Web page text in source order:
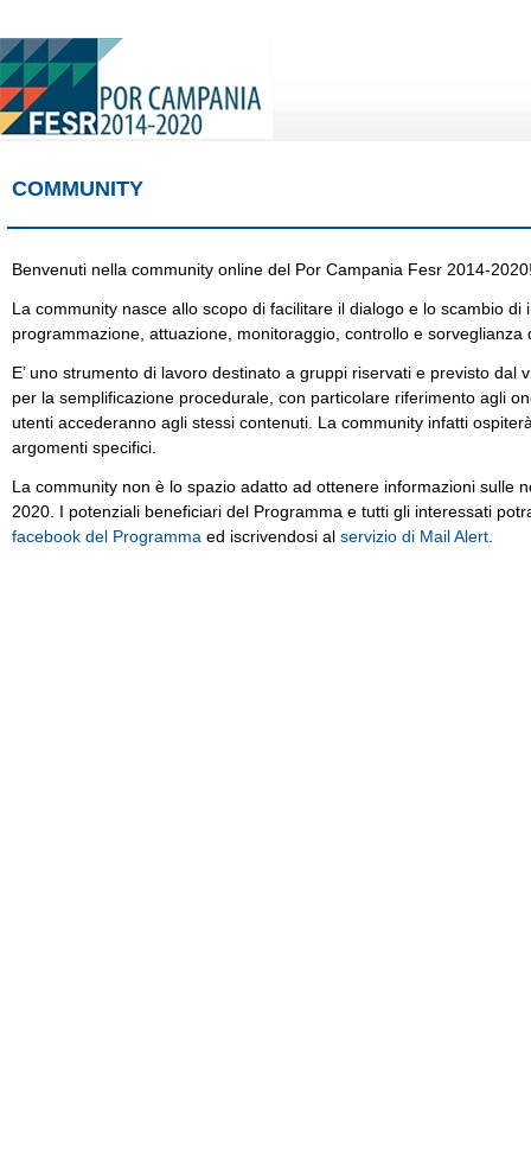
COMMUNITY
Benvenuti nella community online del Por Campania Fesr 2014-
La community nasce allo scopo di facilitare il dialogo e lo scambio
programmazione, attuazione, monitoraggio, controllo e
E’ uno strumento di lavoro destinato a gruppi riservati e previsto
per la semplificazione procedurale, con particolare riferimento agli
utenti accederanno agli stessi contenuti. La community infatti
argomenti specifici.
La community non è lo spazio adatto ad ottenere informazioni sulle
2020. I potenziali beneficiari del Programma e tutti gli interessati
facebook del Programma ed iscrivendosi al servizio di Mail Alert.